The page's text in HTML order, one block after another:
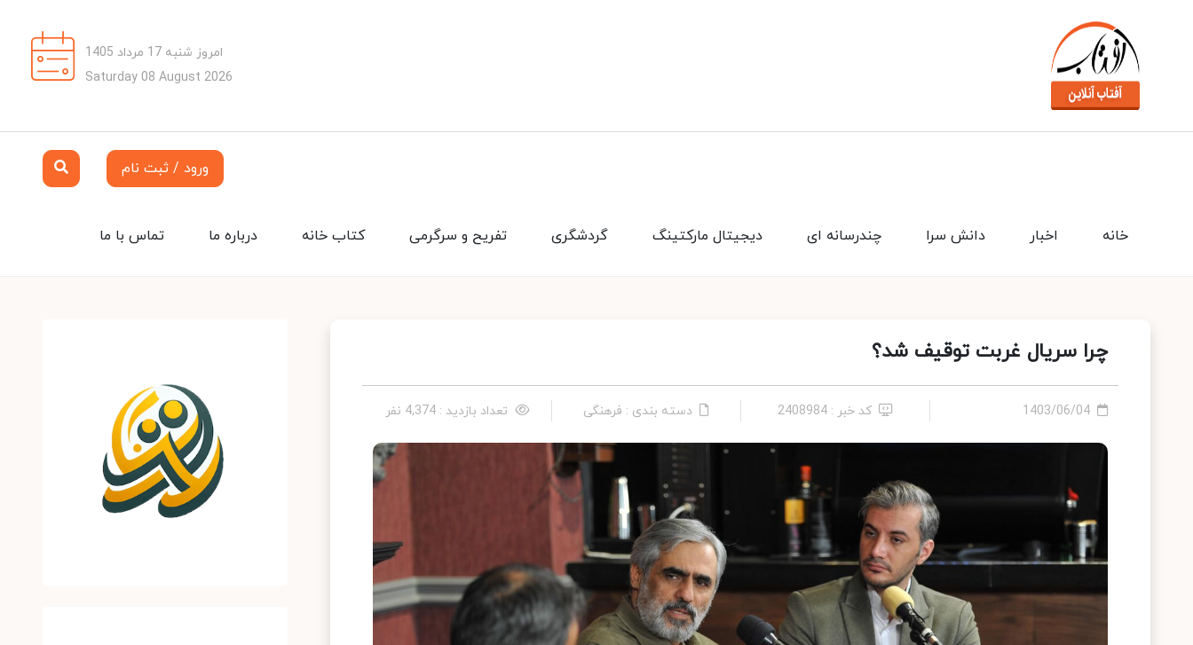
امروز شنبه 17 مرداد 1405
Saturday 08 August 2026
ورود / ثبت نام
تماس با ما درباره ما کتاب خانه تفریح و سرگرمی گردشگری دیجیتال مارکتینگ چندرسانه ای دانش سرا اخبار خانه
چرا سریال غربت توقیف شد؟
1403/06/04 کد خبر : 2408984 دسته بندی : فرهنگی تعداد بازدید : 4,374 نفر